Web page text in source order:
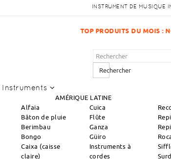
INSTRUMENT DE MUSIQUE
PRODUITS DU MOIS : NOUVEL ARRIVAGE DE BOLS
Rechercher
Instruments
AMÉRIQUE LATINE
Alfaia
Bâton de pluie
Berimbau
Bongo
Caixa (caisse
claire)
Cuica
Flûte
Ganza
Güiro
Instruments à
cordes